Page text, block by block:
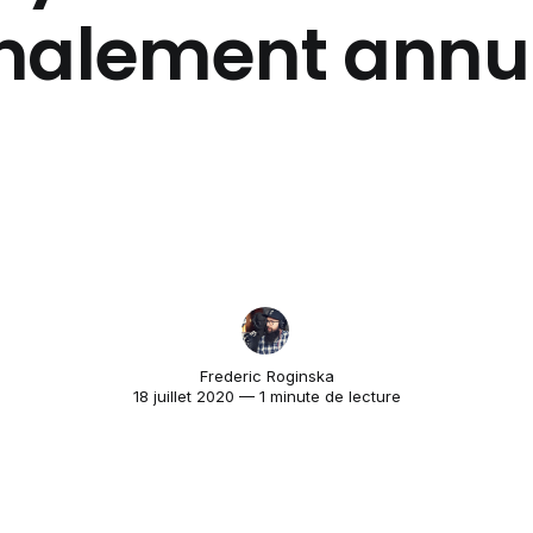
Frederic Roginska
18 juillet 2020 — 1 minute de lecture